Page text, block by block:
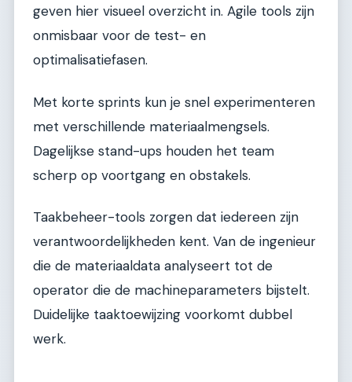
geven hier visueel overzicht in. Agile tools zijn
onmisbaar voor de test- en
optimalisatiefasen.
Met korte sprints kun je snel experimenteren
met verschillende materiaalmengsels.
Dagelijkse stand-ups houden het team
scherp op voortgang en obstakels.
Taakbeheer-tools zorgen dat iedereen zijn
verantwoordelijkheden kent. Van de ingenieur
die de materiaaldata analyseert tot de
operator die de machineparameters bijstelt.
Duidelijke taaktoewijzing voorkomt dubbel
werk.